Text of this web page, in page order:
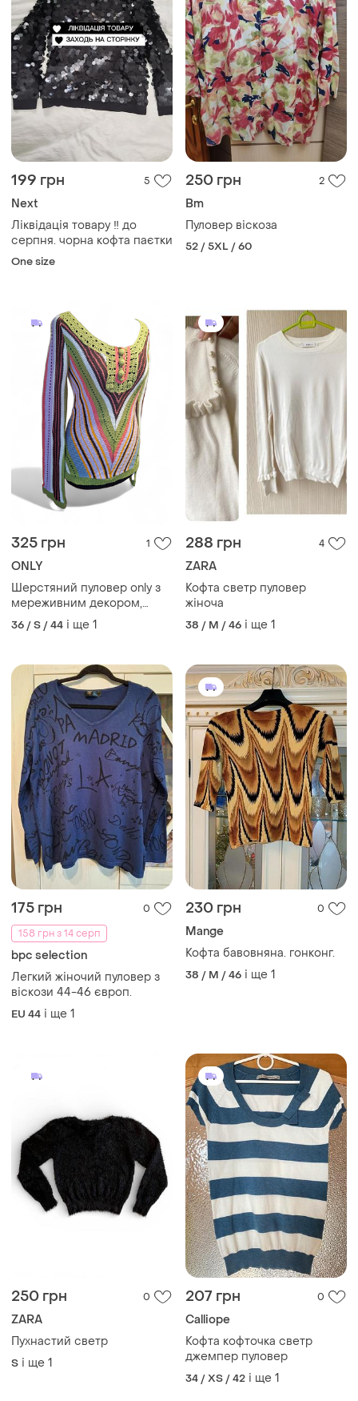
199 грн 5
Next
Ліквідація товару ‼️ до
серпня. чорна кофта паєтки
One size
250 грн 2
Bm
Пуловер віскоза
52 / 5XL / 60
325 грн 1
ONLY
Шерстяний пуловер only з
мереживним декором,
розмір s m
36 / S / 44 і ще 1
288 грн 4
ZARA
Кофта светр пуловер
жіноча
38 / M / 46 і ще 1
175 грн
0
158 грн з 14 серп
bpc selection
Легкий жіночий пуловер з
віскози 44-46 європ.
EU 44 і ще 1
230 грн 0
Mange
Кофта бавовняна. гонконг.
38 / M / 46 і ще 1
250 грн 0
ZARA
Пухнастий светр
S і ще 1
207 грн 0
Calliope
Кофта кофточка светр
джемпер пуловер
34 / XS / 42 і ще 1